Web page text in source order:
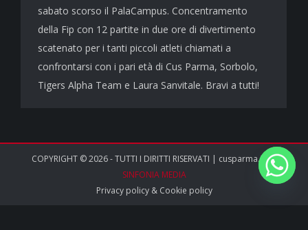
sabato scorso il PalaCampus. Concentramento
della Fip con 12 partite in due ore di divertimento
scatenato per i tanti piccoli atleti chiamati a
confrontarsi con i pari età di Cus Parma, Sorbolo,
Tigers Alpha Team e Laura Sanvitale. Bravi a tutti!
COPYRIGHT © 2026 - TUTTI I DIRITTI RISERVATI | cusparma.it by
SINFONIA MEDIA
Privacy policy& Cookie policy